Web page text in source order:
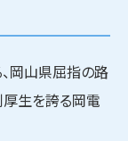
岡山県屈指の路
生を誇る岡電